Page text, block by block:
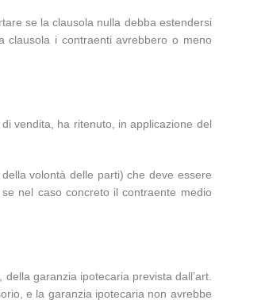
se la clausola nulla debba estendersi
clausola i contraenti avrebbero o meno
vendita, ha ritenuto, in applicazione del
volontà delle parti) che deve essere
nel caso concreto il contraente medio
garanzia ipotecaria prevista dall’art.
e la garanzia ipotecaria non avrebbe